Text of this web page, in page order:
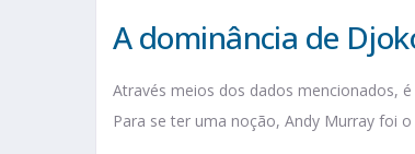
A dominância de
Através meios dos dados mencionados,
Para se ter uma noção, Andy Murray foi